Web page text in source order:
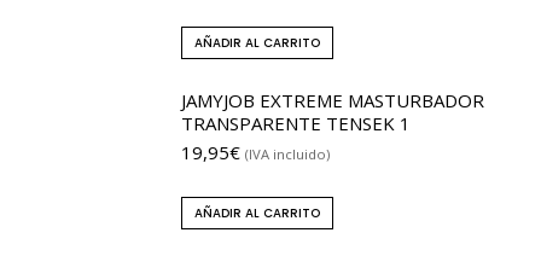
AÑADIR AL CARRITO
JAMYJOB EXTREME MASTURBADOR
TRANSPARENTE TENSEK 1
19,95€ (IVA incluido)
AÑADIR AL CARRITO